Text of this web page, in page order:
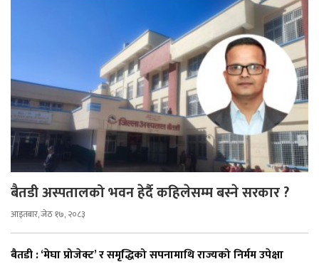
बैतडी अस्पतालको भवन हेर्दै कहिलेसम्म बस्ने सरकार ?
आइतबार, जेठ १७, २०८३
बैतडी : ‘मेघा प्रोजेक्ट’ र समृद्धिको सपनामाथि राज्यको निर्मम उपेक्षा